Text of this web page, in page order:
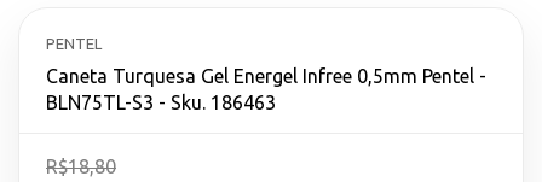
PENTEL
Caneta Turquesa Gel Energel Infree 0,5mm Pentel -
BLN75TL-S3 - Sku. 186463
R$18,80